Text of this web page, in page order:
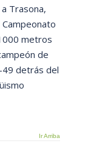
Trasona,
metros
de
49 detrás del
Ir Arriba